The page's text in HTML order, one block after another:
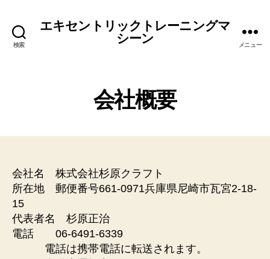
検索
エキセントリックトレーニングマ
シーン
メニュー
会社概要
会社名 株式会社杉原クラフト
所在地 郵便番号661-0971兵庫県尼崎市瓦宮2-18-
15
代表者名 杉原正治
電話 06-6491-6339
電話は携帯電話に転送されます。